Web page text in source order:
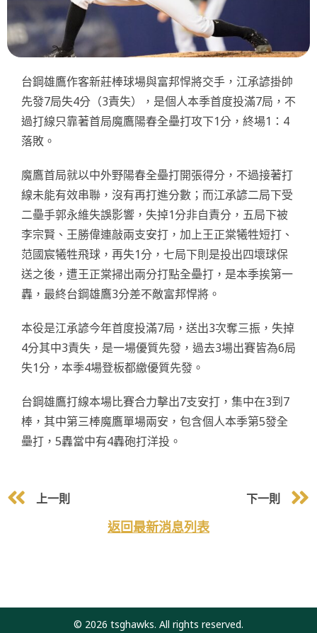
台鋼雄鷹作客新莊棒球場與富邦悍將交手，江承諺掛帥
先發7局失4分（3責失），是個人本季首度投滿7局，不
過打線只靠著首局魔鷹陽春全壘打攻下1分，終場1：4
落敗。
魔鷹首局就以中外野陽春全壘打開張得分，不過接著打
線未能有效串聯，沒有再打進分數；而江承諺二局下受
二壘手郭永維失誤影響，失掉1分非自責分，五局下被
李宗賢、王勝偉連敲兩支安打，加上王正棠犧牲短打、
范國宸犧牲飛球，再失1分，七局下則是投出四壞球保
送之後，遭王正棠掃出兩分打點全壘打，是本季挨第一
轟，最終台鋼雄鷹3分差不敵富邦悍將。
本役是江承諺今年首度投滿7局，送出3次奪三振，失掉
4分其中3責失，是一場優質先發，過去3場出賽皆為6局
失1分，本季4場登板都繳優質先發。
台鋼雄鷹打線本場比賽合力擊出7支安打，集中在3到7
棒，其中第三棒魔鷹單場兩安，包含個人本季第5發全
壘打，5轟當中有4轟砲打洋投。
上一則 下一則
返回最新消息列表
© 2026 tsghawks. All rights reserved.